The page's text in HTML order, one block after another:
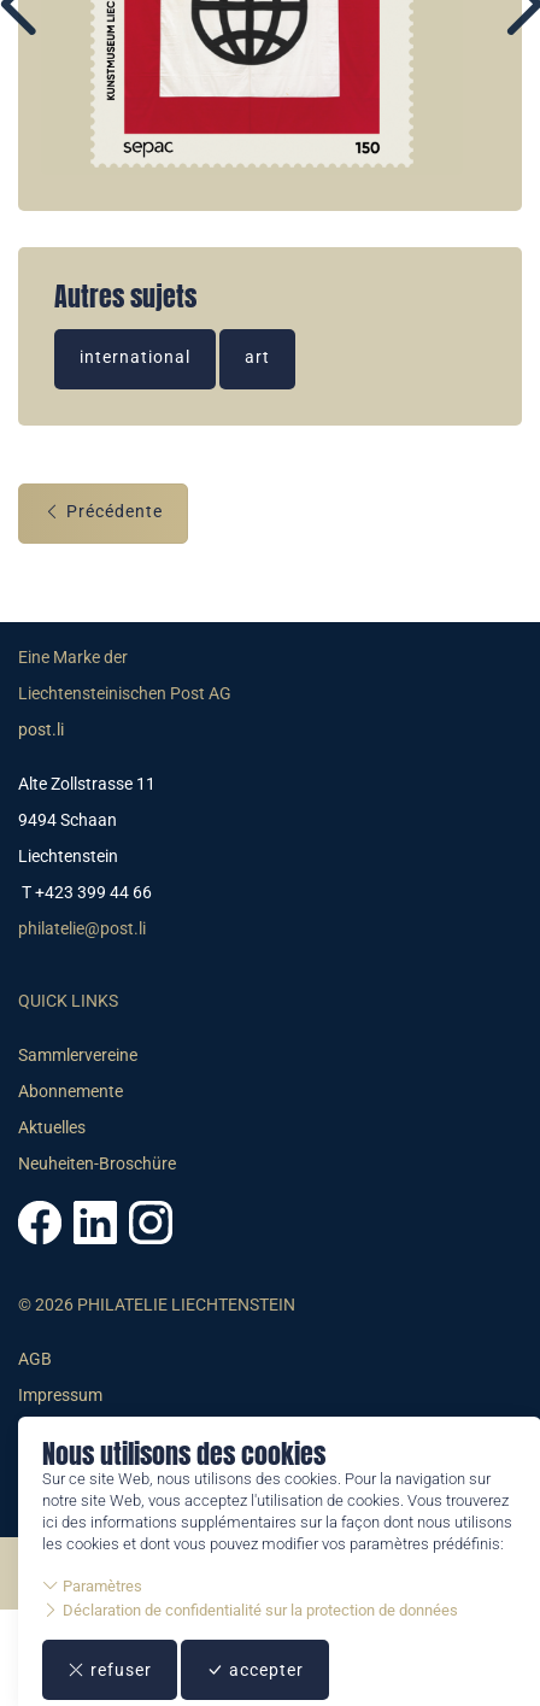
Nous utilisons des cookies
Sur ce site Web, nous utilisons des cookies. Pour la navigation sur
notre site Web, vous acceptez l'utilisation de cookies. Vous trouverez
ici des informations supplémentaires sur la façon dont nous utilisons
les cookies et dont vous pouvez modifier vos paramètres prédéfinis:
Paramètres
Déclaration de confidentialité sur la protection de données
refuser accepter
Autres sujets
international art
Précédente
Eine Marke der
Liechtensteinischen Post AG
post.li
Alte Zollstrasse 11
9494 Schaan
Liechtenstein
T +423 399 44 66
philatelie@post.li
QUICK LINKS
Sammlervereine
Abonnemente
Aktuelles
Neuheiten-Broschüre
© 2026 PHILATELIE LIECHTENSTEIN
AGB
Impressum